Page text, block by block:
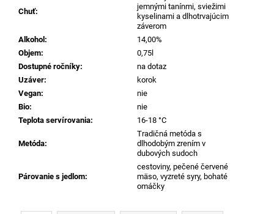
Chuť:
jemnými tanínmi, sviežimi
kyselinami a dlhotrvajúcim
záverom
Alkohol:
14,00%
Objem:
0,75l
Dostupné ročníky:
na dotaz
Uzáver:
korok
Vegan:
nie
Bio:
nie
Teplota servírovania: 16-18 °C
Metóda:
Tradičná metóda s
dlhodobým zrením v
dubových sudoch
Párovanie s jedlom:
cestoviny, pečené červené
mäso, vyzreté syry, bohaté
omáčky
€13,27